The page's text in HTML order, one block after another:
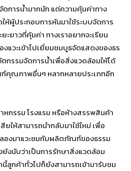
การน้ำมากนัก แต่ความคุ้มค่าทาง
ห้ผู้ประกอบการหันมาใช้ระบบจัดการ
ะยาวที่คุ้มค่า ทางเราอยากจะเรียน
แวะเข้าไปเยี่ยมชมบูธจัดแสดงของธร
กรรมจัดการน้ำเพื่อสิ่งแวดล้อมให้ได้
คุณภาพอื่นๆ หลากหลายประเภทอีก
กรรม โรงแรม หรือห้างสรรพสินค้า
ให้สามารถนำกลับมาใช้ใหม่ เพื่อ
ลองมาแวะชมกับผลิตภัณฑ์ของธรรม
งนับว่าเป็นการรักษาสิ่งแวดล้อม
ลูกค้าทั่วไปก็ยังสามารถเข้ามารับชม